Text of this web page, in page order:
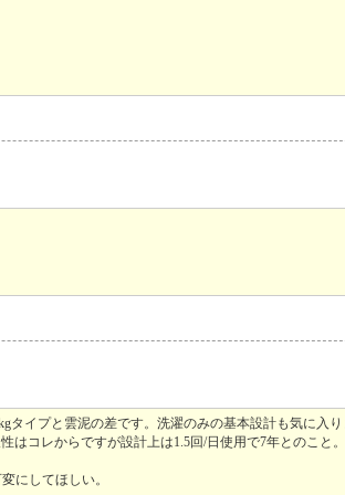
イプと雲泥の差です。洗濯のみの基本設計も気に入
コレからですが設計上は1.5回/日使用で7年とのこと。
にしてほしい。